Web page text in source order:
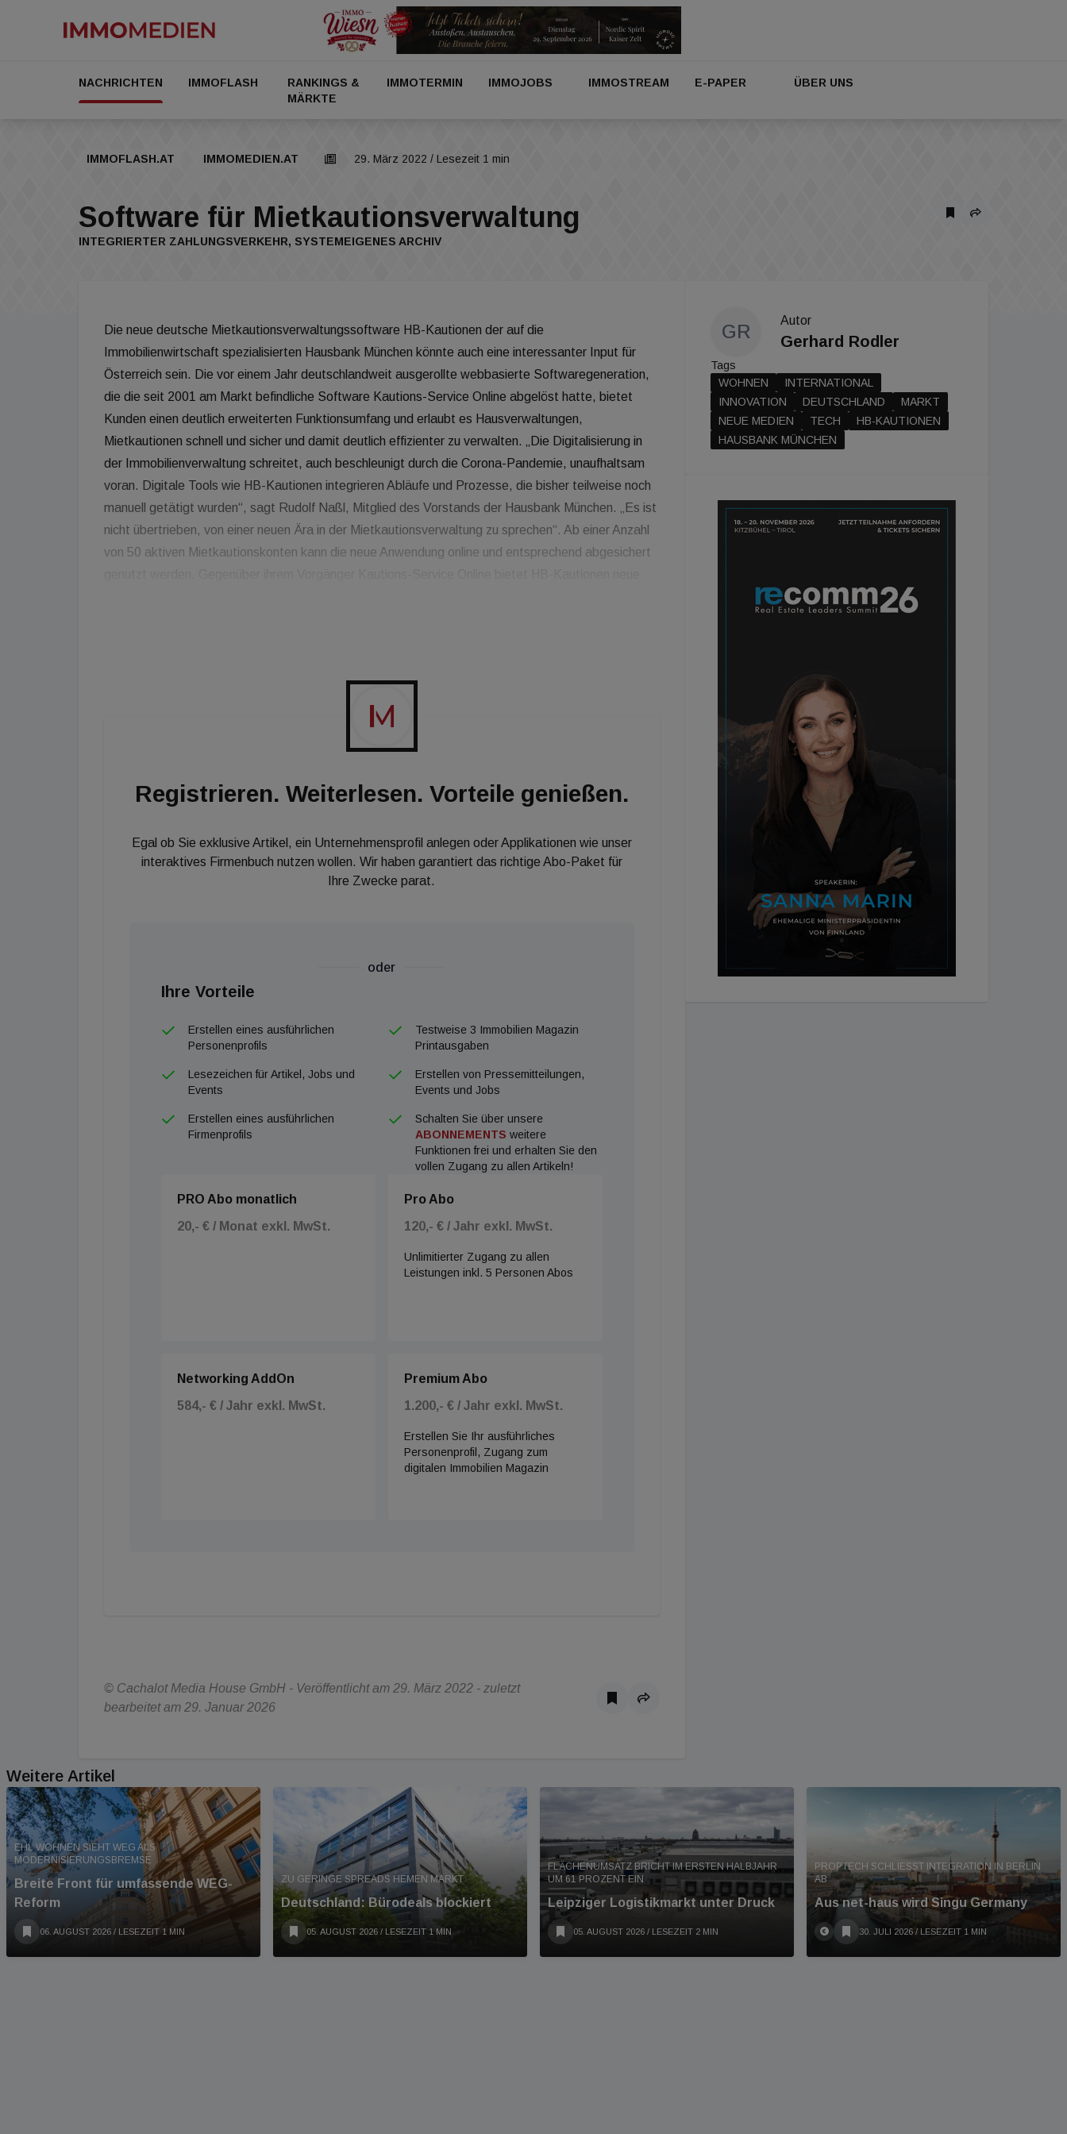
NACHRICHTEN IMMOFLASH
RANKINGS &
MÄRKTE
IMMOTERMIN IMMOJOBS IMMOSTREAM E-PAPER ÜBER UNS
IMMOFLASH.AT IMMOMEDIEN.AT 29. März 2022 / Lesezeit 1 min
Software für Mietkautionsverwaltung
INTEGRIERTER ZAHLUNGSVERKEHR, SYSTEMEIGENES ARCHIV
Die neue deutsche Mietkautionsverwaltungssoftware HB-Kautionen der auf die
Immobilienwirtschaft spezialisierten Hausbank München könnte auch eine interessanter Input für
Österreich sein. Die vor einem Jahr deutschlandweit ausgerollte webbasierte Softwaregeneration,
die die seit 2001 am Markt befindliche Software Kautions-Service Online abgelöst hatte, bietet
Kunden einen deutlich erweiterten Funktionsumfang und erlaubt es Hausverwaltungen,
Mietkautionen schnell und sicher und damit deutlich effizienter zu verwalten. „Die Digitalisierung in
der Immobilienverwaltung schreitet, auch beschleunigt durch die Corona-Pandemie, unaufhaltsam
voran. Digitale Tools wie HB-Kautionen integrieren Abläufe und Prozesse, die bisher teilweise noch
manuell getätigt wurden“, sagt Rudolf Naßl, Mitglied des Vorstands der Hausbank München. „Es ist
nicht übertrieben, von einer neuen Ära in der Mietkautionsverwaltung zu sprechen“. Ab einer Anzahl
von 50 aktiven Mietkautionskonten kann die neue Anwendung online und entsprechend abgesichert
selbständig Objekt- bzw. Kautionskontowechsel durchführen. Pro Mietkautionskonto können bis zu
sechs Mieter hinterlegt werden. Zudem stellt HB-Kautionen neue Kontoarten für Privatpersonen
und juristische Personen zur Verfügung. Last not least: Neben der Darstellung der Aufgaben in einer
To-do-Liste können Favoriten für den direkten Zugriff auf die meistgenutzten Funktionen angelegt
Registrieren. Weiterlesen. Vorteile genießen.
Egal ob Sie exklusive Artikel, ein Unternehmensprofil anlegen oder Applikationen wie unser
interaktives Firmenbuch nutzen wollen. Wir haben garantiert das richtige Abo-Paket für
Ihre Zwecke parat.
oder
Ihre Vorteile
Erstellen eines ausführlichen
Personenprofils
Testweise 3 Immobilien Magazin
Printausgaben
Lesezeichen für Artikel, Jobs und
Events
Erstellen von Pressemitteilungen,
Events und Jobs
Erstellen eines ausführlichen
Firmenprofils
Schalten Sie über unsere
ABONNEMENTS weitere
Funktionen frei und erhalten Sie den
vollen Zugang zu allen Artikeln!
PRO Abo monatlich
20,- € / Monat exkl. MwSt.
Pro Abo
120,- € / Jahr exkl. MwSt.
Unlimitierter Zugang zu allen
Leistungen inkl. 5 Personen Abos
Networking AddOn
584,- € / Jahr exkl. MwSt.
Premium Abo
1.200,- € / Jahr exkl. MwSt.
Erstellen Sie Ihr ausführliches
Personenprofil, Zugang zum
digitalen Immobilien Magazin
© Cachalot Media House GmbH - Veröffentlicht am 29. März 2022 - zuletzt
bearbeitet am 29. Januar 2026
GR
Autor
Gerhard Rodler
Tags
WOHNEN
INTERNATIONAL
INNOVATION
DEUTSCHLAND
MARKT
NEUE MEDIEN
TECH
HB-KAUTIONEN
HAUSBANK MÜNCHEN
Weitere Artikel
EHL WOHNEN SIEHT WEG ALS
MODERNISIERUNGSBREMSE
Breite Front für umfassende WEG-
Reform
06. AUGUST 2026 / LESEZEIT 1 MIN
ZU GERINGE SPREADS HEMEN MARKT
Deutschland: Bürodeals blockiert
05. AUGUST 2026 / LESEZEIT 1 MIN
FLÄCHENUMSATZ BRICHT IM ERSTEN HALBJAHR
UM 61 PROZENT EIN
Leipziger Logistikmarkt unter Druck
05. AUGUST 2026 / LESEZEIT 2 MIN
PROPTECH SCHLIESST INTEGRATION IN BERLIN A
B
Aus net-haus wird Singu Germany
30. JULI 2026 / LESEZEIT 1 MIN